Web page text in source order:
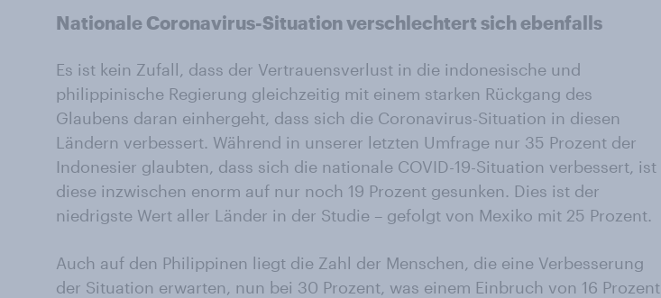
Nationale Coronavirus-Situation verschlechtert sich ebenfalls
Es ist kein Zufall, dass der Vertrauensverlust in die indonesische und
philippinische Regierung gleichzeitig mit einem starken Rückgang des
Glaubens daran einhergeht, dass sich die Coronavirus-Situation in diesen
Ländern verbessert. Während in unserer letzten Umfrage nur 35 Prozent der
Indonesier glaubten, dass sich die nationale COVID-19-Situation verbessert, ist
diese inzwischen enorm auf nur noch 19 Prozent gesunken. Dies ist der
niedrigste Wert aller Länder in der Studie – gefolgt von Mexiko mit 25 Prozent.
Auch auf den Philippinen liegt die Zahl der Menschen, die eine Verbesserung
der Situation erwarten, nun bei 30 Prozent, was einem Einbruch von 16 Prozent